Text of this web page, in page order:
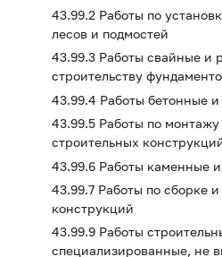
43.99.2 Работы по
лесов и подмостей
43.99.3 Работы свайные и
строительству
43.99.4 Работы бетонные
43.99.5 Работы по монтажу
строительных
43.99.6 Работы каменные
43.99.7 Работы по сборке
конструкций
43.99.9 Работы
специализированные, не